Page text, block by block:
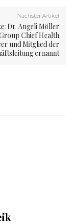
Nächster Artikel
Dr. Angeli Möller
Chief Health
und Mitglied der
ernannt